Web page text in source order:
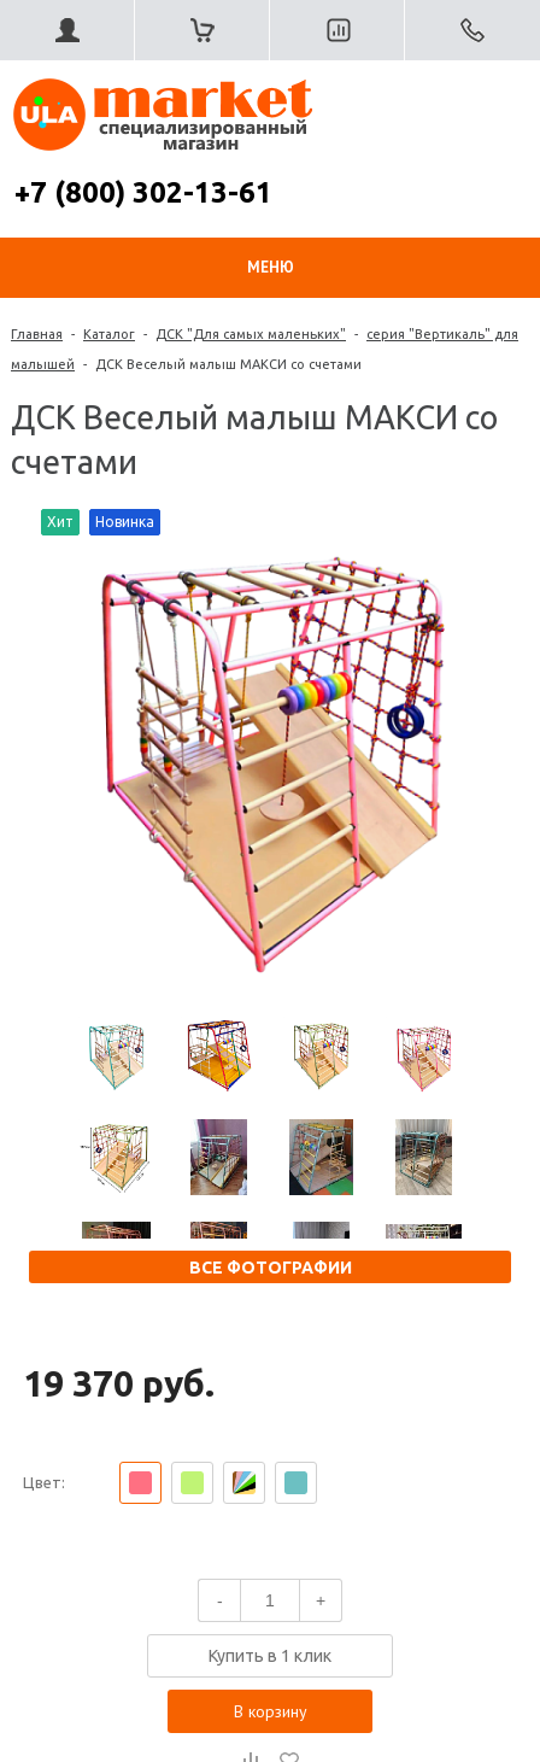
+7 (800) 302-13-61
МЕНЮ
Главная - Каталог - ДСК "Для самых маленьких" - серия "Вертикаль" для
малышей - ДСК Веселый малыш МАКСИ со счетами
ДСК Веселый малыш МАКСИ со
счетами
Хит Новинка
ВСЕ ФОТОГРАФИИ
19 370 руб.
Цвет:
- +
Купить в 1 клик
В корзину